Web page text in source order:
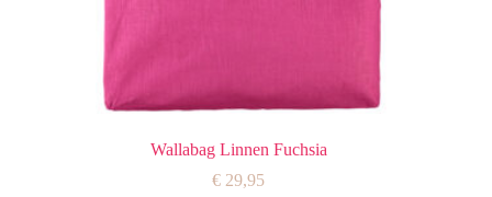
Wallabag Linnen Fuchsia
€ 29,95